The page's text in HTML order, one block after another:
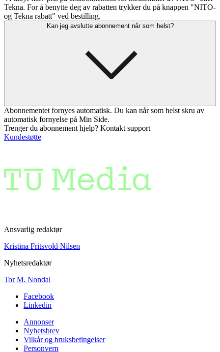
Tekna. For å benytte deg av rabatten trykker du på knappen "NITO-
og Tekna rabatt" ved bestilling.
Kan jeg avslutte abonnement når som helst?
Abonnementet fornyes automatisk. Du kan når som helst skru av
automatisk fornyelse på Min Side.
Trenger du abonnement hjelp? Kontakt support
Kundestøtte
Ansvarlig redaktør
Kristina Fritsvold Nilsen
Nyhetsredaktør
Tor M. Nondal
Facebook
Linkedin
Annonser
Nyhetsbrev
Vilkår og bruksbetingelser
Personvern